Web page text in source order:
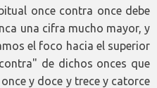
once contra once debe
una cifra mucho mayor, y
el foco hacia el superior
de dichos onces que
y doce y trece y catorce